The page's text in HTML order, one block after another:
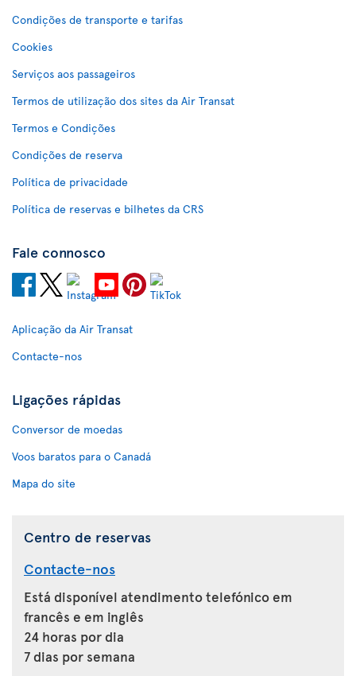
Condições de transporte e tarifas
Cookies
Serviços aos passageiros
Termos de utilização dos sites da Air Transat
Termos e Condições
Condições de reserva
Política de privacidade
Política de reservas e bilhetes da CRS
Fale connosco
Aplicação da Air Transat
Contacte-nos
Ligações rápidas
Conversor de moedas
Voos baratos para o Canadá
Mapa do site
Centro de reservas
Contacte-nos
Está disponível atendimento telefónico em
francês e em inglês
24 horas por dia
7 dias por semana